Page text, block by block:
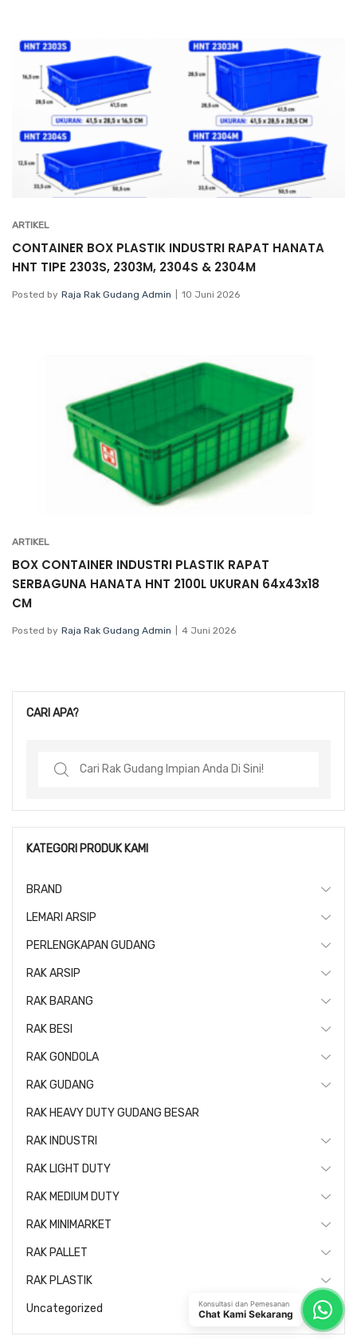
ARTIKEL
CONTAINER BOX PLASTIK INDUSTRI RAPAT HANATA
HNT TIPE 2303S, 2303M, 2304S & 2304M
Posted by Raja Rak Gudang Admin 10 Juni 2026
ARTIKEL
BOX CONTAINER INDUSTRI PLASTIK RAPAT
SERBAGUNA HANATA HNT 2100L UKURAN 64x43x18
CM
Posted by Raja Rak Gudang Admin 4 Juni 2026
CARI APA?
Search
KATEGORI PRODUK KAMI
BRAND
LEMARI ARSIP
PERLENGKAPAN GUDANG
RAK ARSIP
RAK BARANG
RAK BESI
RAK GONDOLA
RAK GUDANG
RAK HEAVY DUTY GUDANG BESAR
RAK INDUSTRI
RAK LIGHT DUTY
RAK MEDIUM DUTY
RAK MINIMARKET
RAK PALLET
RAK PLASTIK
Uncategorized Konsultasi dan Pemesanan
Chat Kami Sekarang